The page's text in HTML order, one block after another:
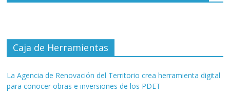
Caja de Herramientas
La Agencia de Renovación del Territorio crea herramienta digital
para conocer obras e inversiones de los PDET